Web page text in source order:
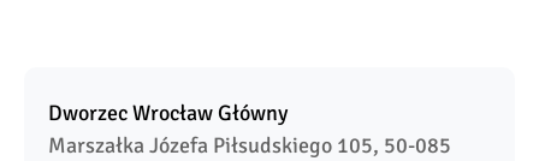
Dworzec Wrocław Główny
Marszałka Józefa Piłsudskiego 105, 50-085